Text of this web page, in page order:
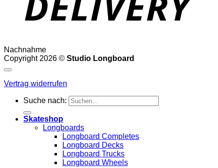
Nachnahme
Copyright 2026 © Studio Longboard
Vertrag widerrufen
Suche nach:
Skateshop
Longboards
Longboard Completes
Longboard Decks
Longboard Trucks
Longboard Wheels